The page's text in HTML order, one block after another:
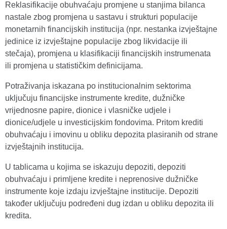
Reklasifikacije obuhvaćaju promjene u stanjima bilanca
nastale zbog promjena u sastavu i strukturi populacije
monetarnih financijskih institucija (npr. nestanka izvještajne
jedinice iz izvještajne populacije zbog likvidacije ili
stečaja), promjena u klasifikaciji financijskih instrumenata
ili promjena u statističkim definicijama.
Potraživanja iskazana po institucionalnim sektorima
uključuju financijske instrumente kredite, dužničke
vrijednosne papire, dionice i vlasničke udjele i
dionice/udjele u investicijskim fondovima. Pritom krediti
obuhvaćaju i imovinu u obliku depozita plasiranih od strane
izvještajnih institucija.
U tablicama u kojima se iskazuju depoziti, depoziti
obuhvaćaju i primljene kredite i neprenosive dužničke
instrumente koje izdaju izvještajne institucije. Depoziti
također uključuju podređeni dug izdan u obliku depozita ili
kredita.